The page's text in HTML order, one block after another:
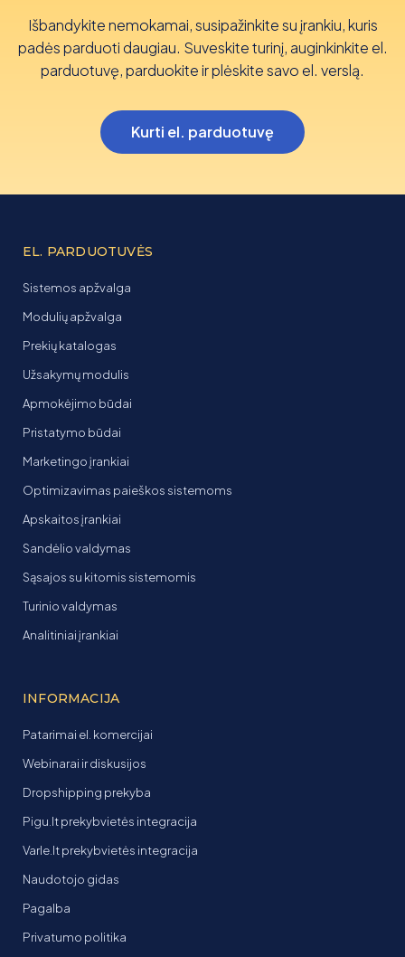
Išbandykite nemokamai, susipažinkite su įrankiu, kuris
padės parduoti daugiau. Suveskite turinį, auginkinkite el.
parduotuvę, parduokite ir plėskite savo el. verslą.
Kurti el. parduotuvę
EL. PARDUOTUVĖS
Sistemos apžvalga
Modulių apžvalga
Prekių katalogas
Užsakymų modulis
Apmokėjimo būdai
Pristatymo būdai
Marketingo įrankiai
Optimizavimas paieškos sistemoms
Apskaitos įrankiai
Sandėlio valdymas
Sąsajos su kitomis sistemomis
Turinio valdymas
Analitiniai įrankiai
INFORMACIJA
Patarimai el. komercijai
Webinarai ir diskusijos
Dropshipping prekyba
Pigu.lt prekybvietės integracija
Varle.lt prekybvietės integracija
Naudotojo gidas
Pagalba
Privatumo politika